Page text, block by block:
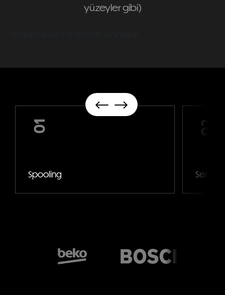
yüzeyler gibi)
01
Spooling
02
Serigrafi